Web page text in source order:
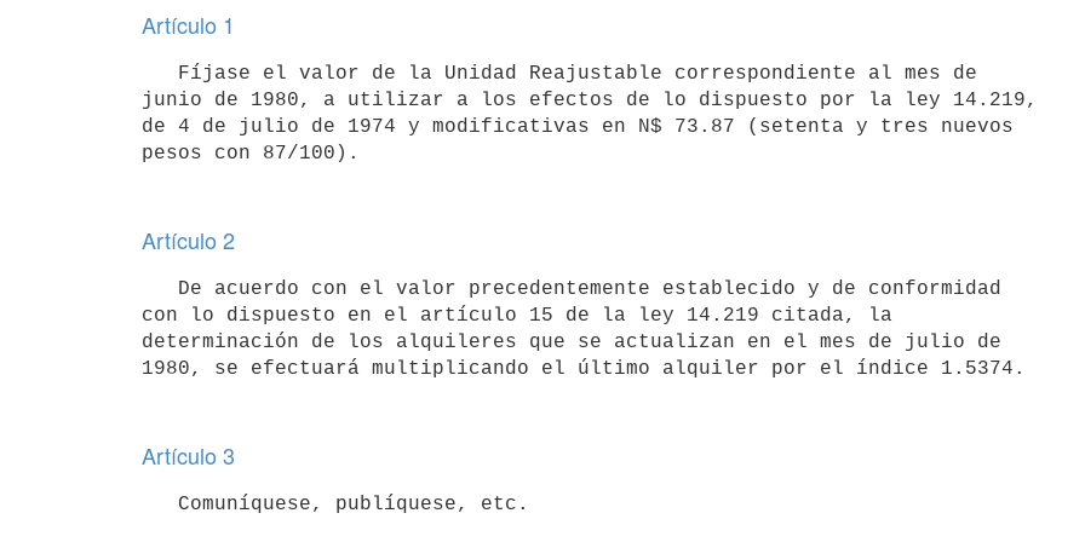
Artículo 1
junio de 1980, a utilizar a los efectos de lo dispuesto por la ley 14.219,
de 4 de julio de 1974 y modificativas en N$ 73.87 (setenta y tres nuevos
Artículo 2
con lo dispuesto en el artículo 15 de la ley 14.219 citada, la
determinación de los alquileres que se actualizan en el mes de julio de
Artículo 3